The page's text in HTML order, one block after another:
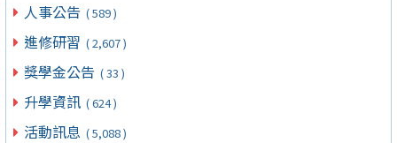
人事公告 ( 589 )
進修研習 ( 2,607 )
獎學金公告 ( 33 )
升學資訊 ( 624 )
活動訊息 ( 5,088 )